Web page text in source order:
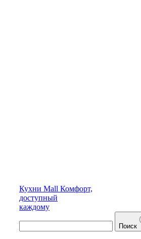
Кухни Mall Комфорт,
доступный
каждому
Поиск